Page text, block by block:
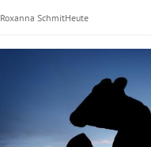
Roxanna SchmitHeute